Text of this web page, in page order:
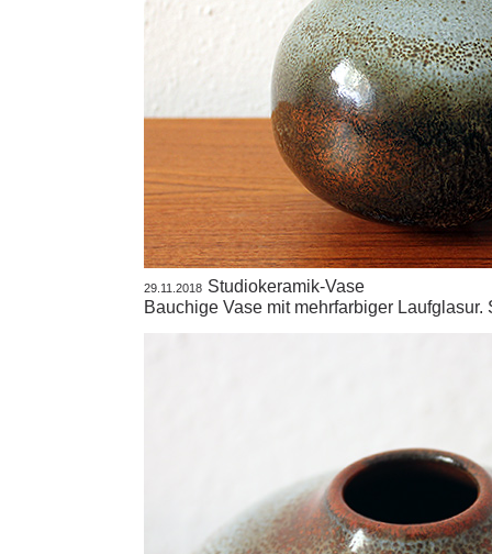
29.11.2018 Studiokeramik-Vase
Bauchige Vase mit mehrfarbiger Laufglasur.